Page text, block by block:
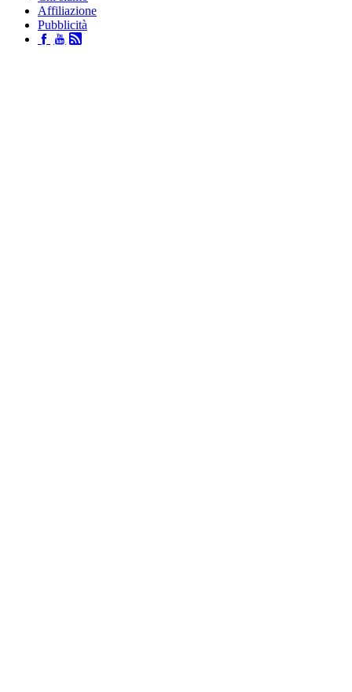
Affiliazione
Pubblicità